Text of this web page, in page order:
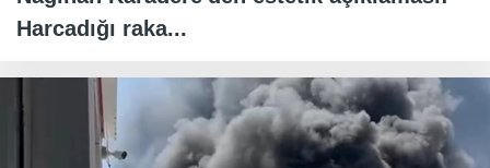
Harcadığı raka...